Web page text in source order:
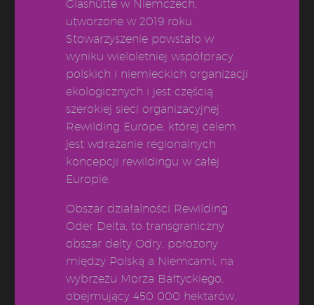
Glashütte w Niemczech,
utworzone w 2019 roku.
Stowarzyszenie powstało w
wyniku wieloletniej współpracy
polskich i niemieckich organizacji
ekologicznych i jest częścią
szerokiej sieci organizacyjnej
Rewilding Europe, której celem
jest wdrażanie regionalnych
koncepcji rewildingu w całej
Europie.
Obszar działalności Rewilding
Oder Delta, to transgraniczny
obszar delty Odry, położony
między Polską a Niemcami, na
wybrzeżu Morza Bałtyckiego,
obejmujący 450 000 hektarów,